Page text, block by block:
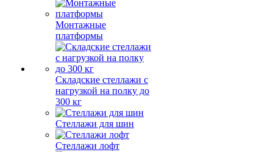
Монтажные
платформы
Складские стеллажи с
нагрузкой на полку до
300 кг
Стеллажи для шин
Стеллажи лофт